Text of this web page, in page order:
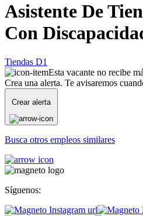
Asistente De
Con
Tiendas D1
Esta vacante no recibe
Crea una alerta. Te avisaremos
Crear alerta
Busca otros empleos similares
Síguenos: